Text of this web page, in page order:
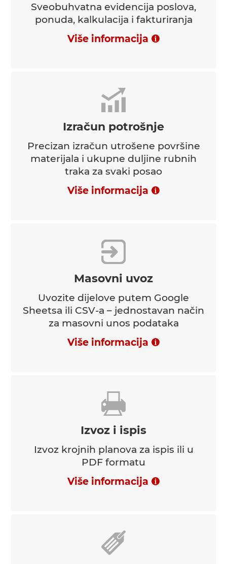
Sveobuhvatna evidencija poslova,
ponuda, kalkulacija i fakturiranja
Više informacija
Izračun potrošnje
Precizan izračun utrošene površine
materijala i ukupne duljine rubnih
traka za svaki posao
Više informacija
Masovni uvoz
Uvozite dijelove putem Google
Sheetsa ili CSV-a – jednostavan način
za masovni unos podataka
Više informacija
Izvoz i ispis
Izvoz krojnih planova za ispis ili u
PDF formatu
Više informacija